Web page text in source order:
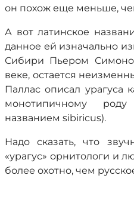
он похож еще меньше,
А вот латинское
данное ей изначально
Сибири Пьером
веке, остается
Паллас описал урагуса
монотипичному
названием sibiricus).
Надо сказать, что
«урагус» орнитологи и
более охотно, чем